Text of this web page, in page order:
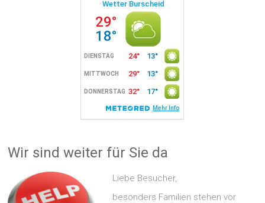
Wir sind weiter für Sie da
Liebe Besucher,
besonders Familien stehen vor